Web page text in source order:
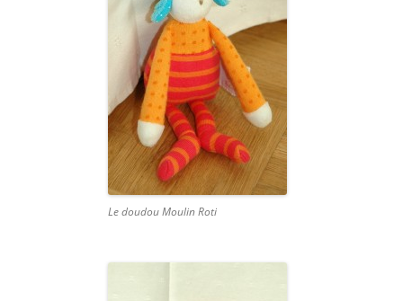
Le doudou Moulin Roti